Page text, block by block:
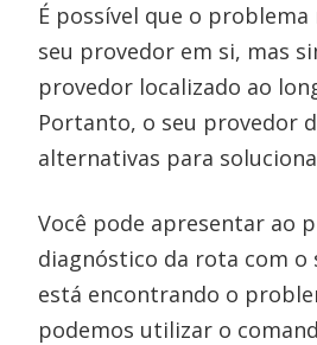
É possível que o problema
seu provedor em si, mas
provedor localizado ao
Portanto, o seu provedor
alternativas para
Você pode apresentar ao
diagnóstico da rota com o
está encontrando o
podemos utilizar o